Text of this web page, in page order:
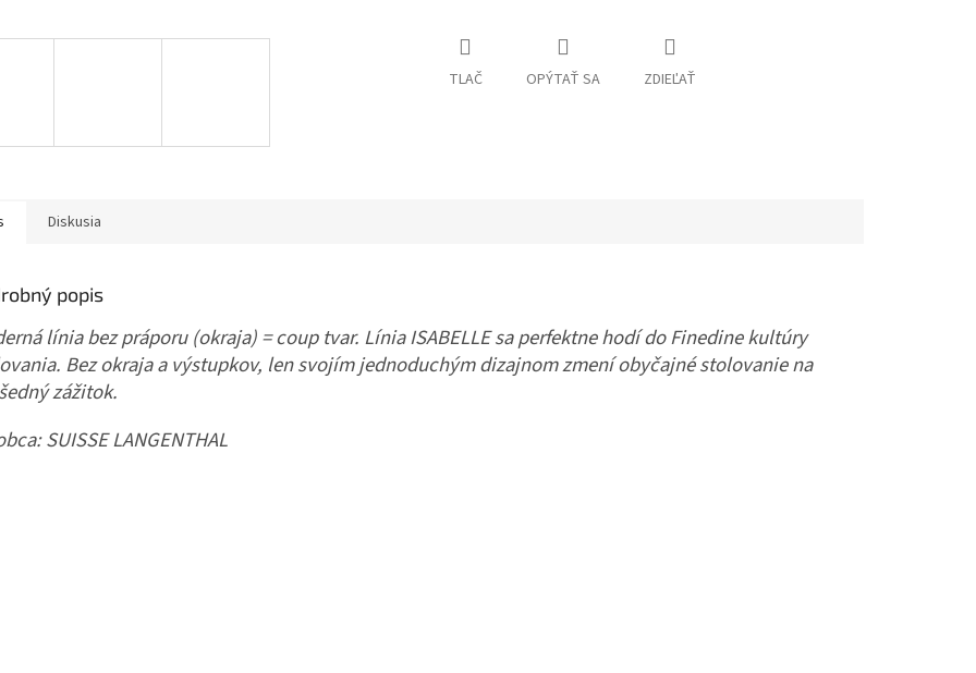
TLAČ OPÝTAŤ SA ZDIEĽAŤ
Diskusia
popis
línia bez práporu (okraja) = coup tvar. Línia ISABELLE sa perfektne hodí do Finedine kultúry
Bez okraja a výstupkov, len svojím jednoduchým dizajnom zmení obyčajné stolovanie na
zážitok.
SUISSE LANGENTHAL